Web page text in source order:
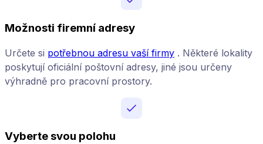
Možnosti firemní adresy
Určete si potřebnou adresu vaší firmy . Některé lokality
poskytují oficiální poštovní adresy, jiné jsou určeny
výhradně pro pracovní prostory.
Vyberte svou polohu